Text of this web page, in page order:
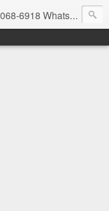
/ regioprotectores@gmail.com https://www.facebook.com/RegioProtectores/